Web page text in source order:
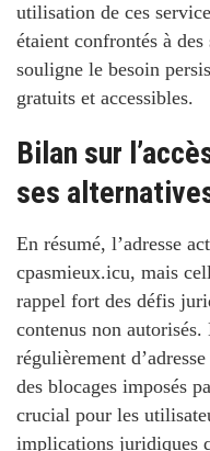
utilisation de ces
étaient confrontés à
souligne le besoin
gratuits et accessibles.
Bilan sur
ses
En résumé, l’adresse
cpasmieux.icu, mais
rappel fort des défis
contenus non autorisés.
régulièrement
des blocages imposés
crucial pour les
implications juridiques